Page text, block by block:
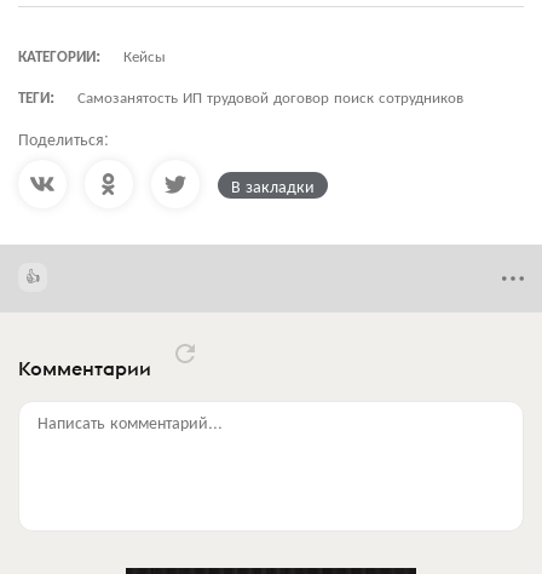
КАТЕГОРИИ:
Кейсы
ТЕГИ:
Самозанятость ИП трудовой договор поиск сотрудников
Поделиться:
В закладки
Комментарии
Написать комментарий...